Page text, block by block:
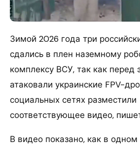
Зимой 2026 года три
сдались в плен наземному
комплексу ВСУ, так как перед
атаковали украинские FPV-
социальных сетях разместили
соответствующее видео,
В видео показано, как в